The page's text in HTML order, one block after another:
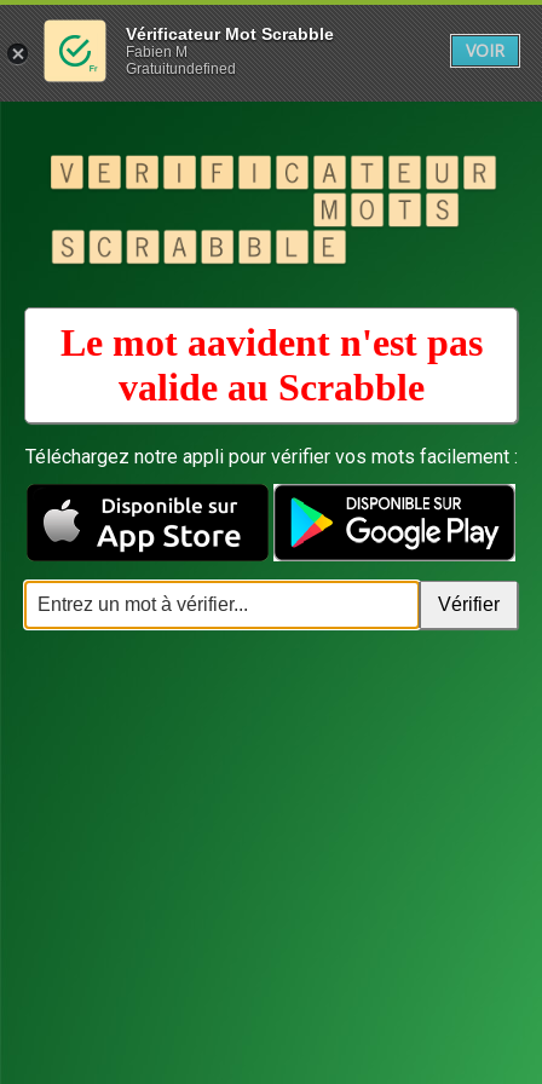
Le mot aavident n'est pas
valide au Scrabble
Téléchargez notre appli pour vérifier vos mots facilement :
Vérificateur Mot Scrabble
Fabien M
Gratuitundefined
VOIR